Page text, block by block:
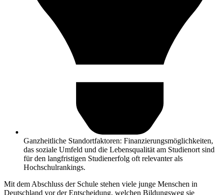
Ganzheitliche Standortfaktoren: Finanzierungsmöglichkeiten,
das soziale Umfeld und die Lebensqualität am Studienort sind
für den langfristigen Studienerfolg oft relevanter als
Hochschulrankings.
Mit dem Abschluss der Schule stehen viele junge Menschen in
Deutschland vor der Entscheidung, welchen Bildungsweg sie